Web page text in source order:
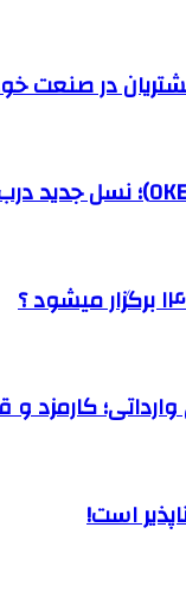
در صنعت
کارمزد و
است!